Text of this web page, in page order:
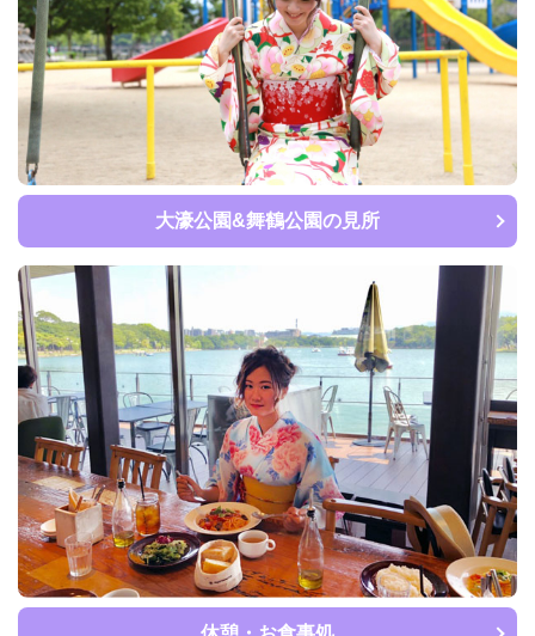
大濠公園&舞鶴公園の見所